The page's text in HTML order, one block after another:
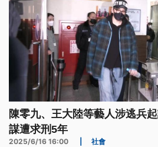
陳零九、王大陸等藝人涉逃兵
謀遭求刑5年
2025/6/16 16:00 社會